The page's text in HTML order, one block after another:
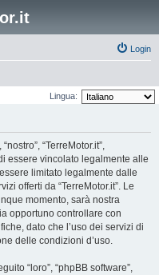
Login
Lingua:
“TerreMotor.it”,
essere vincolato legalmente alle
limitato legalmente dalle
offerti da “TerreMotor.it”. Le
momento, sarà nostra
opportuno controllare con
dato che l’uso dei servizi di
delle condizioni d’uso.
“loro”, “phpBB software”,